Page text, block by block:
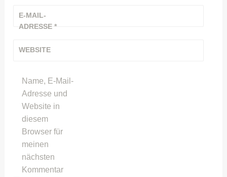
E-MAIL-
ADRESSE*
WEBSITE
Name, E-Mail-
Adresse und
Website in
diesem
Browser für
meinen
nächsten
Kommentar